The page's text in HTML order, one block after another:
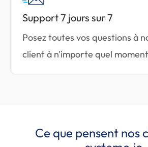
Support 7 jours sur 7
Posez toutes vos questions à
client à n'importe quel moment
Ce que pensent nos